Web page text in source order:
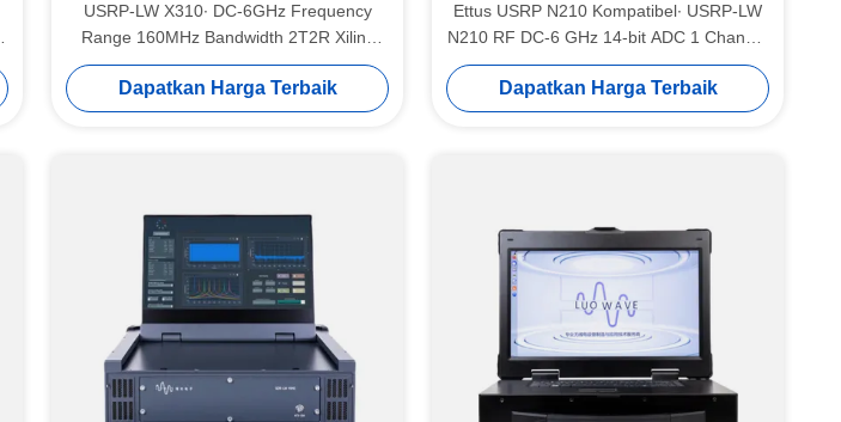
USRP-LW X310∙ DC-6GHz Frequency
Range 160MHz Bandwidth 2T2R Xilinx
Kintex-7 410T FPGA USRP SDR
Dapatkan Harga Terbaik
Ettus USRP N210 Kompatibel∙ USRP-LW
N210 RF DC-6 GHz 14-bit ADC 1 Channel
Gigabit Ethernet Dan MIMO Expansion
Port USRP Perangkat Lunak Definisi
Radio
Dapatkan Harga Terbaik